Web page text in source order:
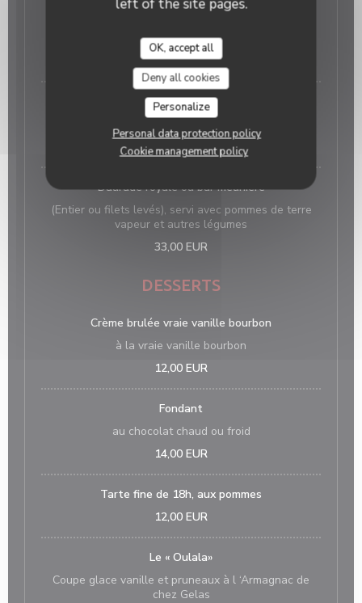
OK, accept all
Deny all cookies
Personalize
Personal data protection policy
Cookie management policy
Carpaccio de bœuf
Pommes de terre à l’ail, salade verte
25,00 EUR
Magret de canard AU POIVRE
23,00 EUR
Daurade royale ou bar meunière
(Entier ou filets levés), servi avec pommes de terre
vapeur et autres légumes
33,00 EUR
DESSERTS
Crème brulée vraie vanille bourbon
à la vraie vanille bourbon
12,00 EUR
Fondant
au chocolat chaud ou froid
14,00 EUR
Tarte fine de 18h, aux pommes
12,00 EUR
Le « Oulala»
Coupe glace vanille et pruneaux à l ‘Armagnac de
chez Gelas